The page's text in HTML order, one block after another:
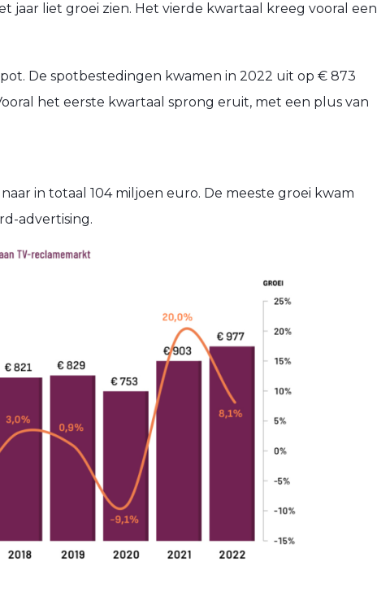
jaar liet groei zien. Het vierde kwartaal kreeg vooral een
De spotbestedingen kwamen in 2022 uit op € 873
het eerste kwartaal sprong eruit, met een plus van
in totaal 104 miljoen euro. De meeste groei kwam
advertising.